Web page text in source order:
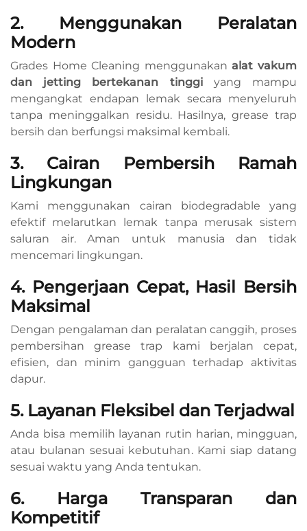
2. Menggunakan Peralatan
Modern
Grades Home Cleaning menggunakanalat vakum
dan jetting bertekanan tinggiyang mampu
mengangkat endapan lemak secara menyeluruh
tanpa meninggalkan residu. Hasilnya, grease trap
bersih dan berfungsi maksimal kembali.
3. Cairan Pembersih Ramah
Lingkungan
Kami menggunakan cairan biodegradable yang
efektif melarutkan lemak tanpa merusak sistem
saluran air. Aman untuk manusia dan tidak
mencemari lingkungan.
4. Pengerjaan Cepat, Hasil Bersih
Maksimal
Dengan pengalaman dan peralatan canggih, proses
pembersihan grease trap kami berjalan cepat,
efisien, dan minim gangguan terhadap aktivitas
dapur.
5. Layanan Fleksibel dan Terjadwal
Anda bisa memilih layanan rutin harian, mingguan,
atau bulanan sesuai kebutuhan. Kami siap datang
sesuai waktu yang Anda tentukan.
6. Harga Transparan dan
Kompetitif